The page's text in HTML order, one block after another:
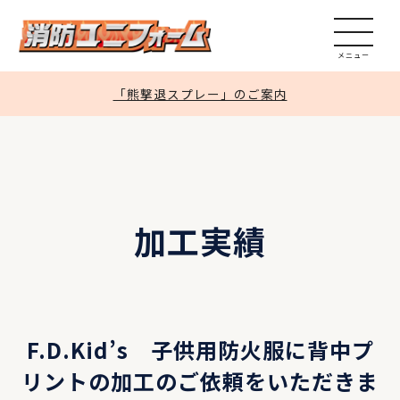
加工実績
見積依頼
問い合わせ
「熊撃退スプレー」のご案内
加工実績
F.D.Kid’s 子供用防火服に背中プ
リントの加工のご依頼をいただきま